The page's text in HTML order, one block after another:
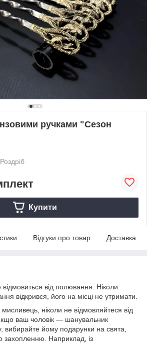
ручками "Сезон
Роздріб
Купити
Відгуки про товар Доставка
від полювання. Ніколи.
відкрився, його на місці не утримати.
ніколи не відмовляйтеся від
ваш чоловік — шанувальник
вибирайте йому подарунки на свята,
захопленню. Наприклад, із